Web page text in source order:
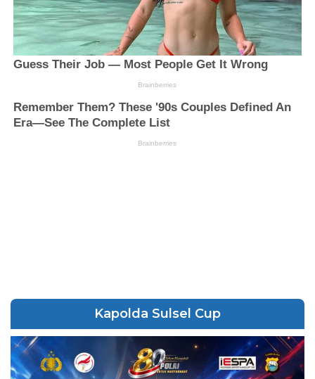
Kapolda Sulsel Cup